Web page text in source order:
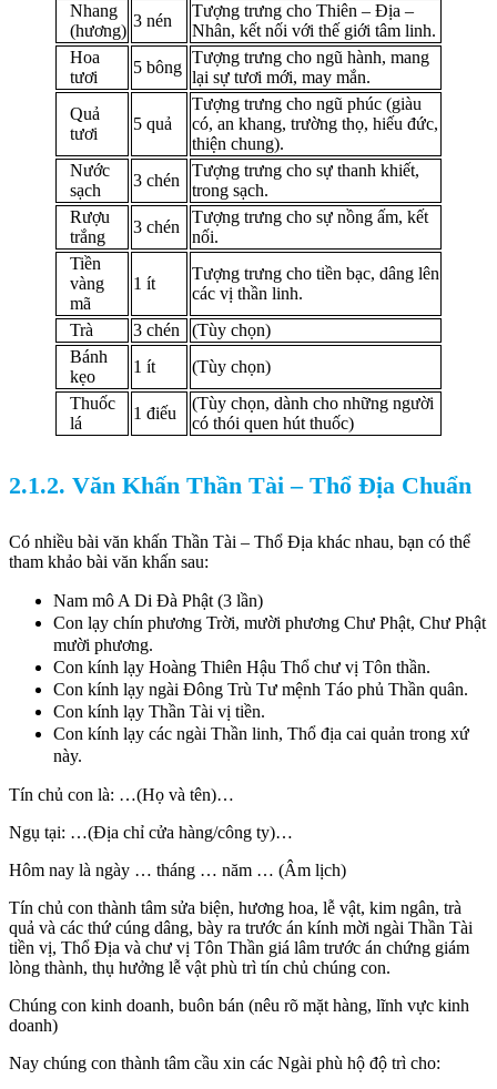
Nhang
(hương)
3 nén
Tượng trưng cho Thiên – Địa –
Nhân, kết nối với thế giới tâm linh.
Hoa
tươi
5 bông
Tượng trưng cho ngũ hành, mang
lại sự tươi mới, may mắn.
Quả
tươi
5 quả
Tượng trưng cho ngũ phúc (giàu
có, an khang, trường thọ, hiếu đức,
thiện chung).
Nước
sạch
3 chén
Tượng trưng cho sự thanh khiết,
trong sạch.
Rượu
trắng
3 chén
Tượng trưng cho sự nồng ấm, kết
nối.
Tiền
vàng
mã
1 ít
Tượng trưng cho tiền bạc, dâng lên
các vị thần linh.
Trà
3 chén
(Tùy chọn)
Bánh
kẹo
1 ít
(Tùy chọn)
Thuốc
lá
1 điếu
(Tùy chọn, dành cho những người
có thói quen hút thuốc)
2.1.2. Văn Khấn Thần Tài – Thổ Địa Chuẩn
Có nhiều bài văn khấn Thần Tài – Thổ Địa khác nhau, bạn có thể
tham khảo bài văn khấn sau:
Nam mô A Di Đà Phật (3 lần)
Con lạy chín phương Trời, mười phương Chư Phật, Chư Phật
mười phương.
Con kính lạy Hoàng Thiên Hậu Thổ chư vị Tôn thần.
Con kính lạy ngài Đông Trù Tư mệnh Táo phủ Thần quân.
Con kính lạy Thần Tài vị tiền.
Con kính lạy các ngài Thần linh, Thổ địa cai quản trong xứ
này.
Tín chủ con là: …(Họ và tên)…
Ngụ tại: …(Địa chỉ cửa hàng/công ty)…
Hôm nay là ngày … tháng … năm … (Âm lịch)
Tín chủ con thành tâm sửa biện, hương hoa, lễ vật, kim ngân, trà
quả và các thứ cúng dâng, bày ra trước án kính mời ngài Thần Tài
tiền vị, Thổ Địa và chư vị Tôn Thần giá lâm trước án chứng giám
lòng thành, thụ hưởng lễ vật phù trì tín chủ chúng con.
Chúng con kinh doanh, buôn bán (nêu rõ mặt hàng, lĩnh vực kinh
doanh)
Nay chúng con thành tâm cầu xin các Ngài phù hộ độ trì cho: